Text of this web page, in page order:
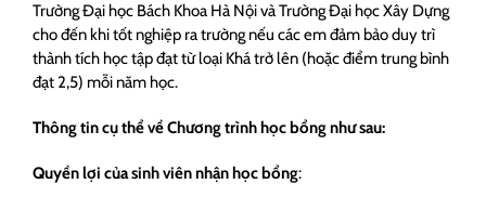
Trường Đại học Bách Khoa Hà Nội và Trường Đại học Xây Dựng
cho đến khi tốt nghiệp ra trường nếu các em đảm bảo duy trì
thành tích học tập đạt từ loại Khá trở lên (hoặc điểm trung bình
đạt 2,5) mỗi năm học.
Thông tin cụ thể về Chương trình học bổng như sau:
Quyền lợi của sinh viên nhận học bổng: